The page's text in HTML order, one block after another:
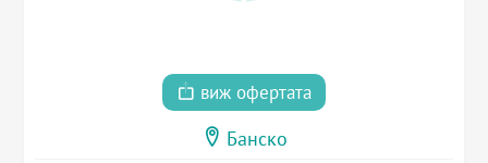
виж офертата
Банско